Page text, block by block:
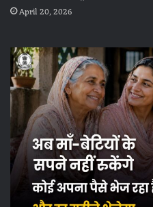
April 20, 2026